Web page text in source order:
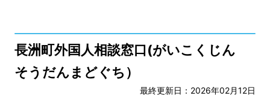
長洲町外国人相談窓口(がいこくじん
そうだんまどぐち）
最終更新日：2026年02月12日